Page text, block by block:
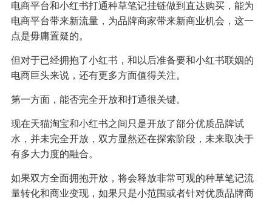
电商平台和小红书打通种草笔记挂链做到直达购买，能为
电商平台带来新流量，为品牌商家带来新商业机会，这一
点是毋庸置疑的。
但对于已经拥抱了小红书，和以后准备要和小红书联姻的
电商巨头来说，还有更多方面值得关注。
第一方面，能否完全开放和打通很关键。
现在天猫淘宝和小红书之间只是开放了部分优质品牌试
水，并未完全开放，双方显然还在探索阶段，未来取决于
有多大力度的融合。
如果双方全面拥抱开放，将会释放非常可观的种草笔记流
量转化和商业变现，如果只是小范围或者针对优质品牌商